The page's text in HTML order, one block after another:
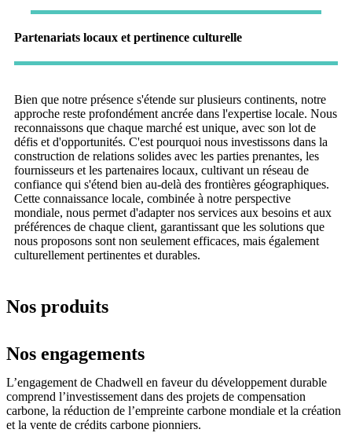
Partenariats locaux et pertinence culturelle
Bien que notre présence s'étende sur plusieurs continents, notre
approche reste profondément ancrée dans l'expertise locale. Nous
reconnaissons que chaque marché est unique, avec son lot de
défis et d'opportunités. C'est pourquoi nous investissons dans la
construction de relations solides avec les parties prenantes, les
fournisseurs et les partenaires locaux, cultivant un réseau de
confiance qui s'étend bien au-delà des frontières géographiques.
Cette connaissance locale, combinée à notre perspective
mondiale, nous permet d'adapter nos services aux besoins et aux
préférences de chaque client, garantissant que les solutions que
nous proposons sont non seulement efficaces, mais également
culturellement pertinentes et durables.
Nos produits
Nos engagements
L’engagement de Chadwell en faveur du développement durable
comprend l’investissement dans des projets de compensation
carbone, la réduction de l’empreinte carbone mondiale et la création
et la vente de crédits carbone pionniers.